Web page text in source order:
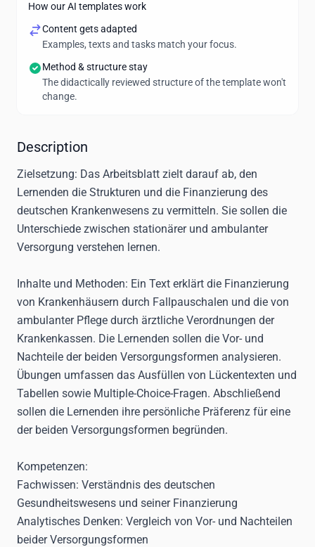
How our AI templates work
Content gets adapted
Examples, texts and tasks match your focus.
Method & structure stay
The didactically reviewed structure of the template won't
change.
Description
Zielsetzung: Das Arbeitsblatt zielt darauf ab, den
Lernenden die Strukturen und die Finanzierung des
deutschen Krankenwesens zu vermitteln. Sie sollen die
Unterschiede zwischen stationärer und ambulanter
Versorgung verstehen lernen.
Inhalte und Methoden: Ein Text erklärt die Finanzierung
von Krankenhäusern durch Fallpauschalen und die von
ambulanter Pflege durch ärztliche Verordnungen der
Krankenkassen. Die Lernenden sollen die Vor- und
Nachteile der beiden Versorgungsformen analysieren.
Übungen umfassen das Ausfüllen von Lückentexten und
Tabellen sowie Multiple-Choice-Fragen. Abschließend
sollen die Lernenden ihre persönliche Präferenz für eine
der beiden Versorgungsformen begründen.
Kompetenzen:
Fachwissen: Verständnis des deutschen
Gesundheitswesens und seiner Finanzierung
Analytisches Denken: Vergleich von Vor- und Nachteilen
beider Versorgungsformen